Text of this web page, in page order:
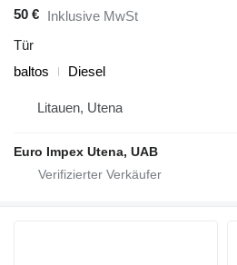
50 € Inklusive MwSt
Tür
baltos
Diesel
Litauen, Utena
Euro Impex Utena, UAB